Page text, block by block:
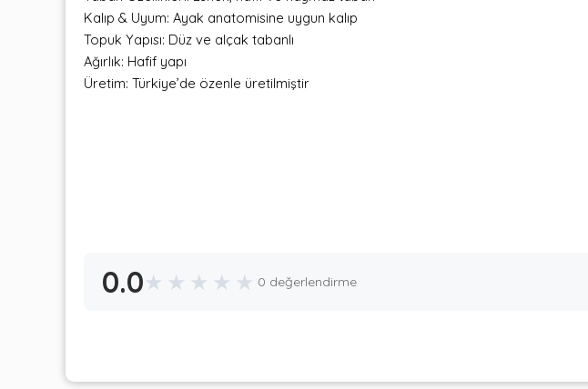
Kalıp & Uyum: Ayak anatomisine uygun kalıp
Topuk Yapısı: Düz ve alçak tabanlı
Ağırlık: Hafif yapı
Üretim: Türkiye’de özenle üretilmiştir
0.0★ ★ ★ ★ ★ 0 değerlendirme